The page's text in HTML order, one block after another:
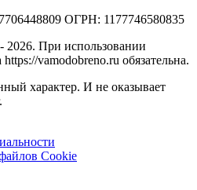
ОГРН: 1177746580835
При использовании
vamodobreno.ru обязательна.
характер. И не оказывает
Cookie